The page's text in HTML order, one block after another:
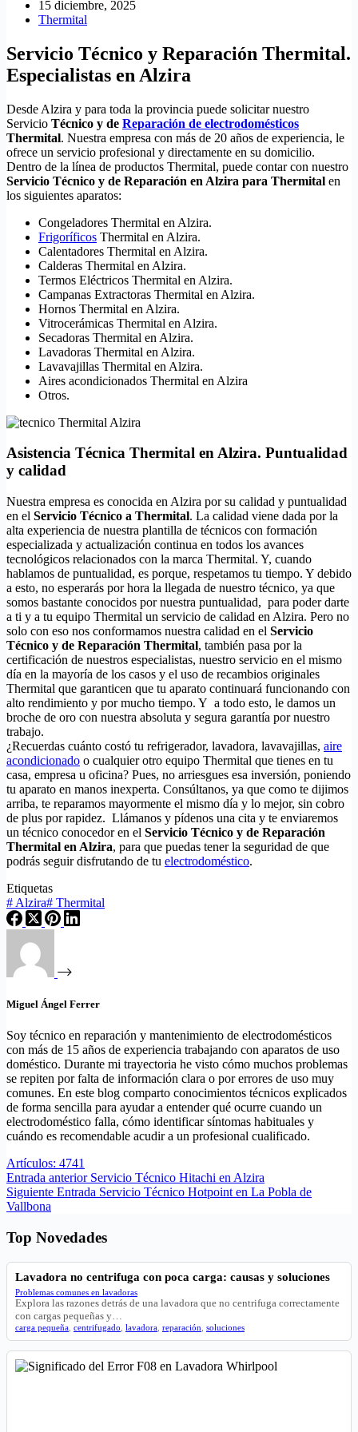
15 diciembre, 2025
Thermital
Servicio Técnico y Reparación Thermital.
Especialistas en Alzira
Desde Alzira y para toda la provincia puede solicitar nuestro
Servicio Técnico y de Reparación de electrodomésticos
Thermital. Nuestra empresa con más de 20 años de experiencia, le
ofrece un servicio profesional y directamente en su domicilio.
Dentro de la línea de productos Thermital, puede contar con nuestro
Servicio Técnico y de Reparación en Alzira para Thermital en
los siguientes aparatos:
Congeladores Thermital en Alzira.
Frigoríficos Thermital en Alzira.
Calentadores Thermital en Alzira.
Calderas Thermital en Alzira.
Termos Eléctricos Thermital en Alzira.
Campanas Extractoras Thermital en Alzira.
Hornos Thermital en Alzira.
Vitrocerámicas Thermital en Alzira.
Secadoras Thermital en Alzira.
Lavadoras Thermital en Alzira.
Lavavajillas Thermital en Alzira.
Aires acondicionados Thermital en Alzira
Otros.
Asistencia Técnica Thermital en Alzira. Puntualidad
y calidad
Nuestra empresa es conocida en Alzira por su calidad y puntualidad
en el Servicio Técnico a Thermital. La calidad viene dada por la
alta experiencia de nuestra plantilla de técnicos con formación
especializada y actualización continua en todos los avances
tecnológicos relacionados con la marca Thermital. Y, cuando
hablamos de puntualidad, es porque, respetamos tu tiempo. Y debido
a esto, no esperarás por hora la llegada de nuestro técnico, ya que
somos bastante conocidos por nuestra puntualidad, para poder darte
a ti y a tu equipo Thermital un servicio de calidad en Alzira. Pero no
solo con eso nos conformamos nuestra calidad en el Servicio
Técnico y de Reparación Thermital, también pasa por la
certificación de nuestros especialistas, nuestro servicio en el mismo
día en la mayoría de los casos y el uso de recambios originales
Thermital que garanticen que tu aparato continuará funcionando con
alto rendimiento y por mucho tiempo. Y a todo esto, le damos un
broche de oro con nuestra absoluta y segura garantía por nuestro
trabajo.
¿Recuerdas cuánto costó tu refrigerador, lavadora, lavavajillas, aire
acondicionado o cualquier otro equipo Thermital que tienes en tu
casa, empresa u oficina? Pues, no arriesgues esa inversión, poniendo
tu aparato en manos inexperta. Consúltanos, ya que como te dijimos
arriba, te reparamos mayormente el mismo día y lo mejor, sin cobro
de plus por rapidez. Llámanos y pídenos una cita y te enviaremos
un técnico conocedor en el Servicio Técnico y de Reparación
Thermital en Alzira, para que puedas tener la seguridad de que
podrás seguir disfrutando de tu electrodoméstico.
Etiquetas
# Alzira# Thermital
Miguel Ángel Ferrer
Soy técnico en reparación y mantenimiento de electrodomésticos
con más de 15 años de experiencia trabajando con aparatos de uso
doméstico. Durante mi trayectoria he visto cómo muchos problemas
se repiten por falta de información clara o por errores de uso muy
comunes. En este blog comparto conocimientos técnicos explicados
de forma sencilla para ayudar a entender qué ocurre cuando un
electrodoméstico falla, cómo identificar síntomas habituales y
cuándo es recomendable acudir a un profesional cualificado.
Artículos: 4741
Entrada anterior Servicio Técnico Hitachi en Alzira
Siguiente Entrada Servicio Técnico Hotpoint en La Pobla de
Vallbona
Top Novedades
Lavadora no centrifuga con poca carga: causas y soluciones
Problemas comunes en lavadoras
Explora las razones detrás de una lavadora que no centrifuga correctamente
con cargas pequeñas y…
carga pequeña centrifugado lavadora reparación soluciones